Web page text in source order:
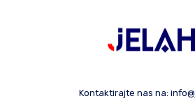
Kontaktirajte nas na: